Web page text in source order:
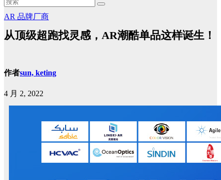
AR 品牌厂商
从顶级超跑找灵感，AR潮酷单品这样诞生！
作者sun, keting
4 月 2, 2022